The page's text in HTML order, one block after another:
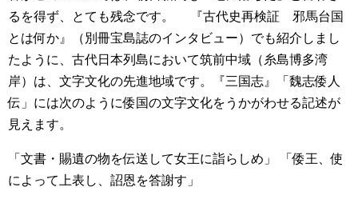
るを得ず、とても残念です。
『古代史再検証 邪馬台国
とは何か』（別冊宝島誌のインタビュー）でも紹介しまし
たように、古代日本列島において筑前中域（糸島博多湾
岸）は、文字文化の先進地域です。『三国志』「魏志倭人
伝」には次のように倭国の文字文化をうかがわせる記述が
見えます。
「文書・賜遺の物を伝送して女王に詣らしめ」
「倭王、使
によって上表し、詔恩を答謝す」